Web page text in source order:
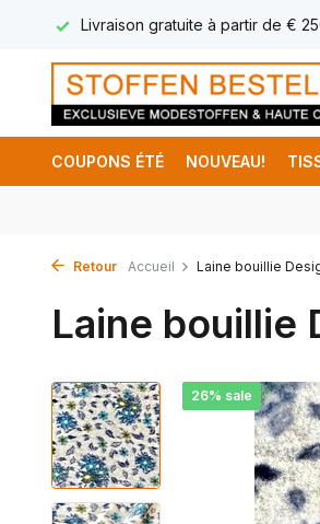
Livraison gratuite à partir de €
COUPONS ÉTÉ NOUVEAU!
Retour Accueil Laine bouillie
Laine bouillie
26% sale